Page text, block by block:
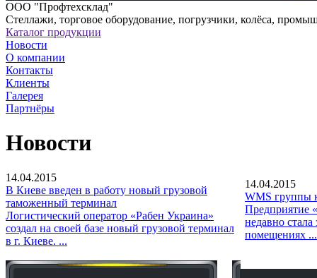
ООО "Профтехсклад"
Cтеллажи, торговое оборудование, погрузчики, колёса,
Каталог продукции
Новости
О компании
Контакты
Клиенты
Галерея
Партнёры
Новости
14.04.2015
В Киеве введен в работу новый грузовой
таможенный терминал
Логистический оператор «Рабен Украина»
создал на своей базе новый грузовой терминал
в г. Киеве. ...
14.04.2015
WMS группы
Предприятие
недавно
помещениях ...